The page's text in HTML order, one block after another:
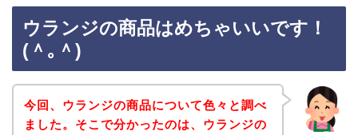
ウランジの商品はめちゃいいです！
(＾｡＾)
今回、ウランジの商品について色々と調べ
ました。そこで分かったのは、ウランジの